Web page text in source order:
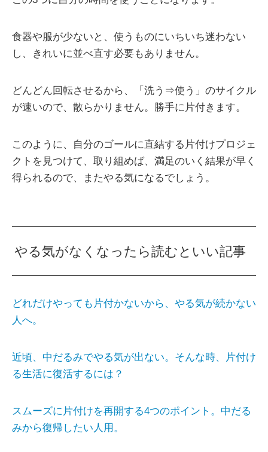
食器や服が少ないと、使うものにいちいち迷わない
し、きれいに並べ直す必要もありません。
どんどん回転させるから、「洗う⇒使う」のサイクル
が速いので、散らかりません。勝手に片付きます。
このように、自分のゴールに直結する片付けプロジェ
クトを見つけて、取り組めば、満足のいく結果が早く
得られるので、またやる気になるでしょう。
やる気がなくなったら読むといい記事
どれだけやっても片付かないから、やる気が続かない
人へ。
近頃、中だるみでやる気が出ない。そんな時、片付け
る生活に復活するには？
スムーズに片付けを再開する4つのポイント。中だる
みから復帰したい人用。